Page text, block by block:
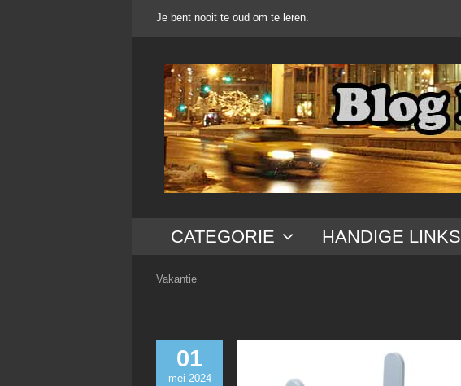
Je bent nooit te oud om te leren.
CATEGORIE HANDIGE LINKS
Vakantie
01
mei 2024